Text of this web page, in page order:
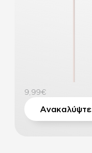
Ανακαλύψτε
9,99€